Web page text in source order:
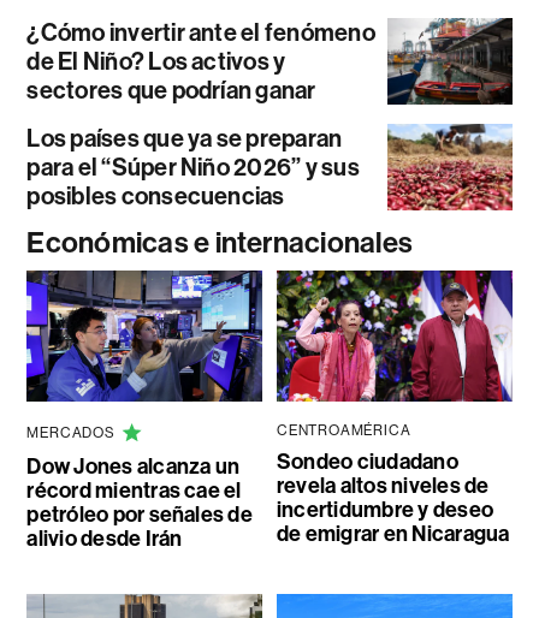
¿Cómo invertir ante el fenómeno
de El Niño? Los activos y
sectores que podrían ganar
Los países que ya se preparan
para el “Súper Niño 2026” y sus
posibles consecuencias
Económicas e internacionales
MERCADOS
Dow Jones alcanza un
récord mientras cae el
petróleo por señales de
alivio desde Irán
CENTROAMÉRICA
Sondeo ciudadano
revela altos niveles de
incertidumbre y deseo
de emigrar en Nicaragua